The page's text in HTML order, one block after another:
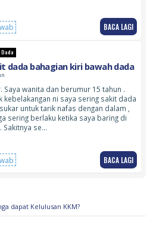
BACA LAGI
dada bahagian kiri bawah dada
Saya wanita dan berumur 15 tahun .
kebelakangan ni saya sering sakit dada
untuk tarik nafas dengan dalam ,
sering berlaku ketika saya baring di
Sakitnya se…
BACA LAGI
dapat Kelulusan KKM?